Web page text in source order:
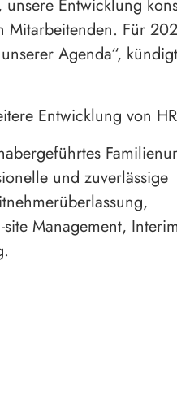
Entwicklung
Für
Agenda“,
Entwicklung von
und zuverlässige
Management, Interim